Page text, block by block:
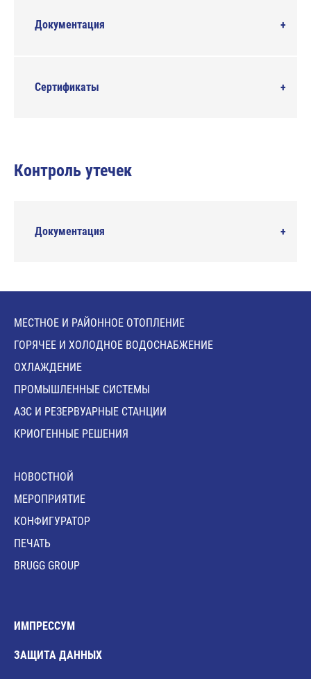
Документация
Сертификаты
Контроль утечек
Документация
МЕСТНОЕ И РАЙОННОЕ ОТОПЛЕНИЕ
ГОРЯЧЕЕ И ХОЛОДНОЕ ВОДОСНАБЖЕНИЕ
ОХЛАЖДЕНИЕ
ПРОМЫШЛЕННЫЕ СИСТЕМЫ
АЗС И РЕЗЕРВУАРНЫЕ СТАНЦИИ
КРИОГЕННЫЕ РЕШЕНИЯ
HОВОСТНОЙ
MЕРОПРИЯТИЕ
КОНФИГУРАТОР
ПЕЧАТЬ
BRUGG GROUP
ИМПРЕССУМ
ЗАЩИТА ДАННЫХ